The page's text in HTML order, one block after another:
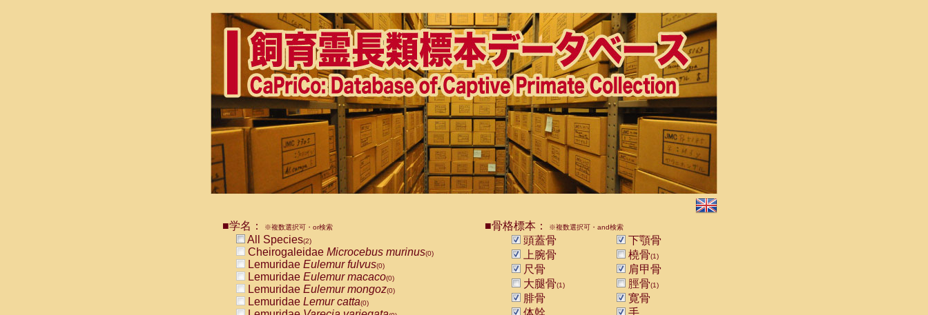
■学名： ※複数選択可・or検索
All Species(2)
Cheirogaleidae Microcebus murinus(0)
Lemuridae Eulemur fulvus(0)
Lemuridae Eulemur macaco(0)
Lemuridae Eulemur mongoz(0)
Lemuridae Lemur catta(0)
■骨格標本： ※複数選択可・and検索
頭蓋骨
下顎骨
上腕骨
橈骨(1)
尺骨
肩甲骨
大腿骨(1) 脛骨(1)
腓骨
寛骨
体幹
手